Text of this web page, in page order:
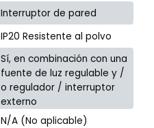
Interruptor de pared
IP20 Resistente al polvo
Sí, en combinación con una
fuente de luz regulable y /
o regulador / interruptor
externo
N/A (No aplicable)